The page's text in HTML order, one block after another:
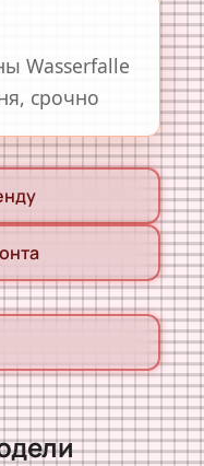
Wasserfalle
срочно